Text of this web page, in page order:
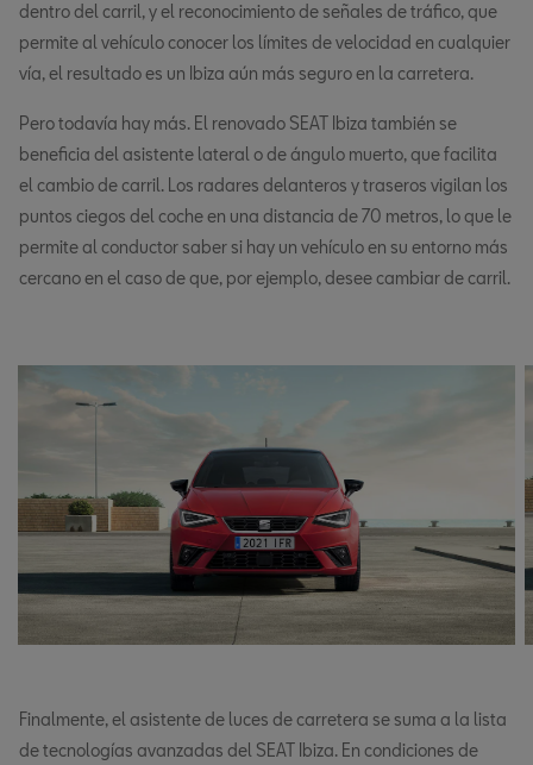
dentro del carril, y el reconocimiento de señales de tráfico, que
permite al vehículo conocer los límites de velocidad en cualquier
vía, el resultado es un Ibiza aún más seguro en la carretera.
Pero todavía hay más. El renovado SEAT Ibiza también se
beneficia del asistente lateral o de ángulo muerto, que facilita
el cambio de carril. Los radares delanteros y traseros vigilan los
puntos ciegos del coche en una distancia de 70 metros, lo que le
permite al conductor saber si hay un vehículo en su entorno más
cercano en el caso de que, por ejemplo, desee cambiar de carril.
Finalmente, el asistente de luces de carretera se suma a la lista
de tecnologías avanzadas del SEAT Ibiza. En condiciones de